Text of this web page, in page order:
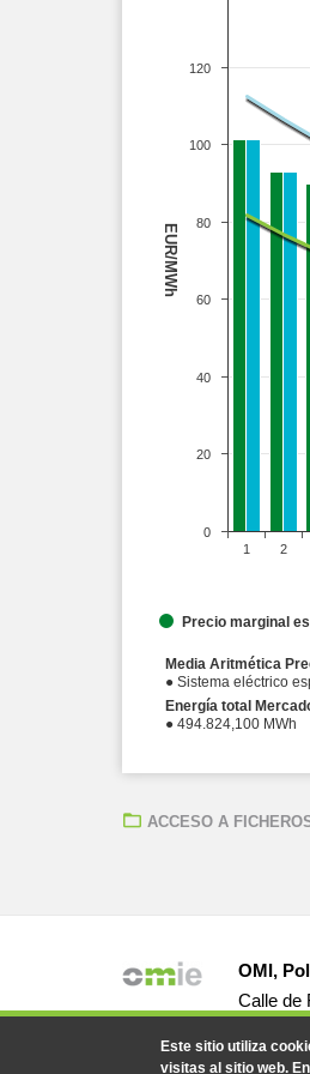
EUR/MWh
Media Aritmética
Energía total
● 494.824,100 MWh
Precio marginal
1 2
0
20
40
60
80
100
120
ACCESO A
OMI,
Calle de
Este sitio utiliza
visitas al sitio web.